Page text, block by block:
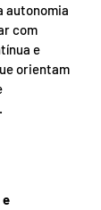
autonomia
com
e
orientam
e